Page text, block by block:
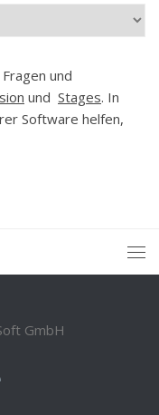
und
und Stages. In
Software helfen,
GmbH